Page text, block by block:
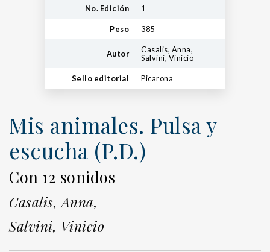
No. Edición 1
Peso 385
Autor
Casalis, Anna,
Salvini, Vinicio
Sello editorial Picarona
Mis animales. Pulsa y
escucha (P.D.)
Con 12 sonidos
Casalis, Anna,
Salvini, Vinicio